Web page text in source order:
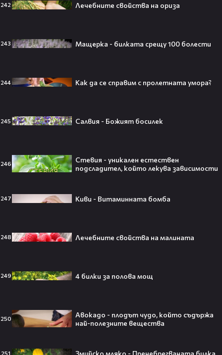
242 Лечебните свойства на ориза
243 Мащерка - билката срещу 100 болести
244 Как да се справим с пролетната умора?
245 Салвия - Божият босилек
246
Стевия - уникален естествен
подсладител, който лекува зависимости
247 Киви - Витаминната бомба
248 Лечебните свойства на малината
249 4 билки за полова мощ
250
Авокадо - плодът чудо, който съдържа
най-полезните вещества
251
08:16
Влязохме в друг свят!
Трафорд“ директно на
днес няма да отвори👀💥
остана на "seen"😅